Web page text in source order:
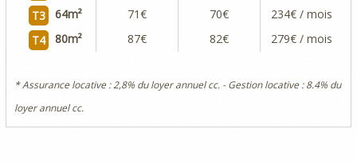
T3
64m² 71€ 70€
234€ / mois
T4
80m² 87€ 82€ 279€ / mois
* Assurance locative : 2,8% du loyer annuel cc. - Gestion locative : 8.4% du
loyer annuel cc.